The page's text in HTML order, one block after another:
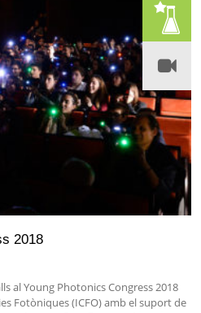
2018
al Young Photonics Congress 2018
Fotòniques (ICFO) amb el suport de